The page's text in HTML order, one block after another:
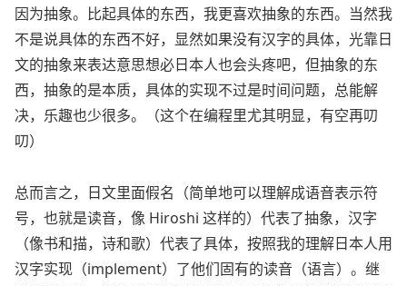
因为抽象。比起具体的东西，我更喜欢抽象的东西。当然我
不是说具体的东西不好，显然如果没有汉字的具体，光靠日
文的抽象来表达意思想必日本人也会头疼吧，但抽象的东
西，抽象的是本质，具体的实现不过是时间问题，总能解
决，乐趣也少很多。（这个在编程里尤其明显，有空再叨
叨）
总而言之，日文里面假名（简单地可以理解成语音表示符
号，也就是读音，像 Hiroshi 这样的）代表了抽象，汉字
（像书和描，诗和歌）代表了具体，按照我的理解日本人用
汉字实现（implement）了他们固有的读音（语言）。继